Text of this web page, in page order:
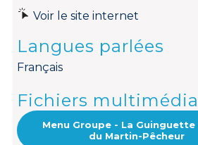
Voir le site internet
Langues parlées
Français
Fichiers
Menu Groupe - La
du Martin-Pêcheur